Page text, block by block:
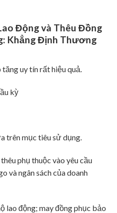
Động và Thêu Đồng
Khẳng Định Thương
uy tín rất hiệu quả.
kỳ
trên mục tiêu sử dụng.
phụ thuộc vào yêu cầu
và ngân sách của doanh
lao động; may đồng phục bảo